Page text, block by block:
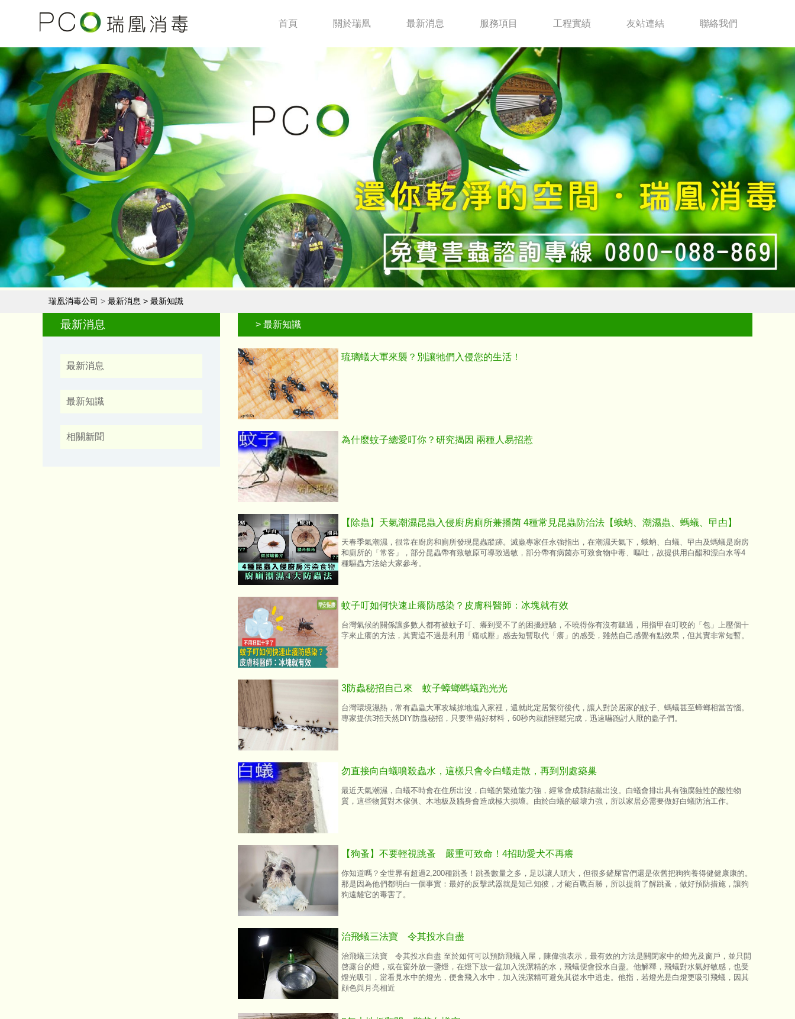
首頁 關於瑞凰 最新消息 服務項目 工程實績 友站連結 聯絡我們
瑞凰消毒公司 > 最新消息 > 最新知識
最新消息
最新消息
最新知識
相關新聞
> 最新知識
琉璃蟻大軍來襲？別讓牠們入侵您的生活！
為什麼蚊子總愛叮你？研究揭因 兩種人易招惹
【除蟲】天氣潮濕昆蟲入侵廚房廁所兼播菌 4種常見昆蟲防治法【蛾蚋、潮濕蟲、螞蟻、曱甴】
天春季氣潮濕，很常在廚房和廁所發現昆蟲蹤跡。滅蟲專家任永強指出，在潮濕天氣下，蛾蚋、白蟻、曱甴及螞蟻是廚房
和廁所的「常客」，部分昆蟲帶有致敏原可導致過敏，部分帶有病菌亦可致食物中毒、嘔吐，故提供用白醋和漂白水等4
種驅蟲方法給大家參考。
蚊子叮如何快速止癢防感染？皮膚科醫師：冰塊就有效
台灣氣候的關係讓多數人都有被蚊子叮、癢到受不了的困擾經驗，不曉得你有沒有聽過，用指甲在叮咬的「包」上壓個十
字來止癢的方法，其實這不過是利用「痛或壓」感去短暫取代「癢」的感受，雖然自己感覺有點效果，但其實非常短暫。
3防蟲秘招自己來 蚊子蟑螂螞蟻跑光光
台灣環境濕熱，常有蟲蟲大軍攻城掠地進入家裡，還就此定居繁衍後代，讓人對於居家的蚊子、螞蟻甚至蟑螂相當苦惱。
專家提供3招天然DIY防蟲秘招，只要準備好材料，60秒內就能輕鬆完成，迅速嚇跑討人厭的蟲子們。
勿直接向白蟻噴殺蟲水，這樣只會令白蟻走散，再到別處築巢
最近天氣潮濕，白蟻不時會在住所出沒，白蟻的繁殖能力強，經常會成群結黨出沒。白蟻會排出具有強腐蝕性的酸性物
質，這些物質對木傢俱、木地板及牆身會造成極大損壞。由於白蟻的破壞力強，所以家居必需要做好白蟻防治工作。
【狗蚤】不要輕視跳蚤 嚴重可致命！4招助愛犬不再癢
你知道嗎？全世界有超過2,200種跳蚤！跳蚤數量之多，足以讓人頭大，但很多鏟屎官們還是依舊把狗狗養得健健康康的。
那是因為他們都明白一個事實：最好的反擊武器就是知己知彼，才能百戰百勝，所以提前了解跳蚤，做好預防措施，讓狗
狗遠離它的毒害了。
治飛蟻三法寶 令其投水自盡
治飛蟻三法寶 令其投水自盡 至於如何可以預防飛蟻入屋，陳偉強表示，最有效的方法是關閉家中的燈光及窗戶，並只開
啓露台的燈，或在窗外放一盞燈，在燈下放一盆加入洗潔精的水，飛蟻便會投水自盡。他解釋，飛蟻對水氣好敏感，也受
燈光吸引，當看見水中的燈光，便會飛入水中，加入洗潔精可避免其從水中逃走。他指，若燈光是白燈更吸引飛蟻，因其
顔色與月亮相近